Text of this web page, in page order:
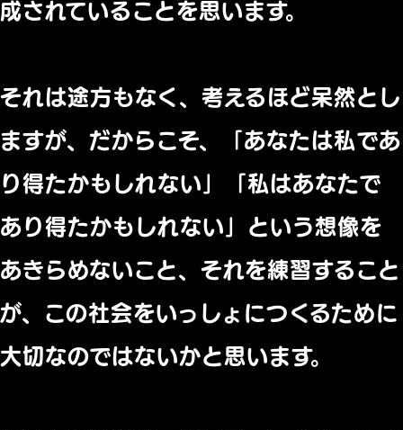
成されていることを思います。
それは途方もなく、考えるほど呆然とし
ますが、だからこそ、「あなたは私であ
り得たかもしれない」「私はあなたで
あり得たかもしれない」という想像を
あきらめないこと、それを練習すること
が、この社会をいっしょにつくるために
大切なのではないかと思います。